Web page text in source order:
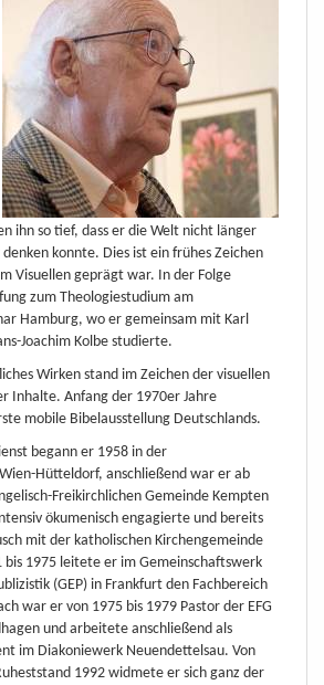
ihn so tief, dass er die Welt nicht länger
konnte. Dies ist ein frühes Zeichen
Visuellen geprägt war. In der Folge
zum Theologiestudium am
Hamburg, wo er gemeinsam mit Karl
Joachim Kolbe studierte.
Wirken stand im Zeichen der visuellen
Inhalte. Anfang der 1970er Jahre
mobile Bibelausstellung Deutschlands.
begann er 1958 in der
Hütteldorf, anschließend war er ab
Freikirchlichen Gemeinde Kempten
ökumenisch engagierte und bereits
mit der katholischen Kirchengemeinde
bis 1975 leitete er im Gemeinschaftswerk
(GEP) in Frankfurt den Fachbereich
war er von 1975 bis 1979 Pastor der EFG
und arbeitete anschließend als
im Diakoniewerk Neuendettelsau. Von
1992 widmete er sich ganz der